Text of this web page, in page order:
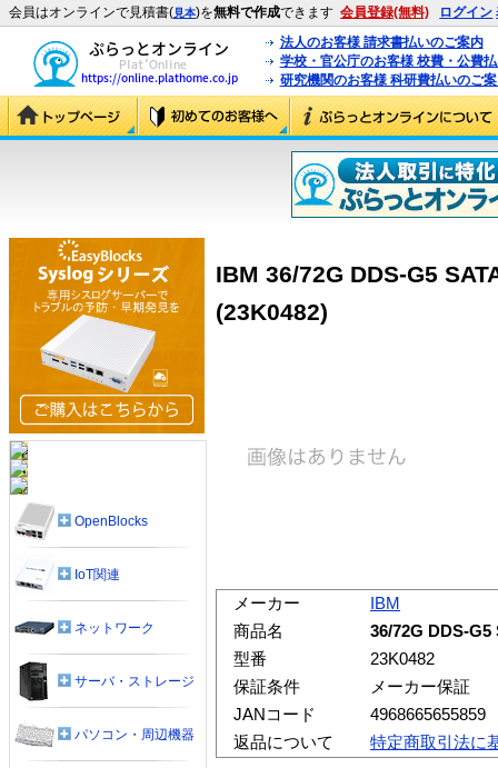
会員はオンラインで見積書(見本)を無料で作成できます 会員登録(無料) ログイン
法人のお客様 請求書払いのご案内
学校・官公庁のお客様 校費・公費
研究機関のお客様 科研費払いのご
IBM 36/72G DDS-G5
(23K0482)
メーカー
IBM
商品名
36/72G DDS-G5
型番
23K0482
保証条件
メーカー保証
JANコード
4968665655859
返品について
特定商取引法に
OpenBlocks
IoT関連
ネットワーク
サーバ・ストレージ
パソコン・周辺機器